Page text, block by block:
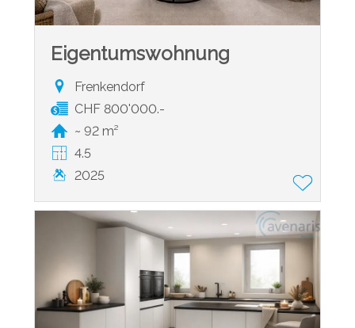
Eigentumswohnung
Frenkendorf
CHF 800'000.-
~ 92 m²
4.5
2025